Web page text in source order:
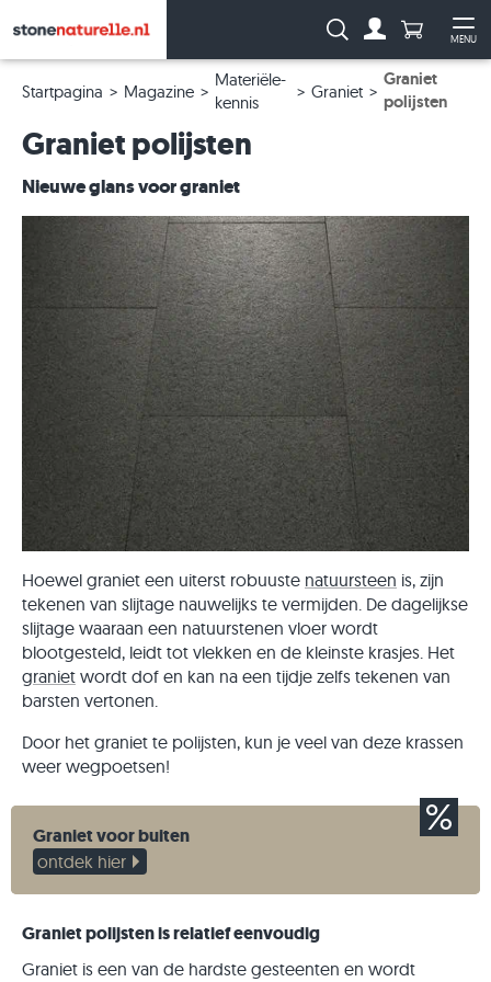
MENU
Zoeken: Aantal
Startpagina Magazine
Materiële-
kennis
Graniet
Graniet
polijsten
Graniet polijsten
Nieuwe glans voor graniet
Hoewel graniet een uiterst robuuste natuursteen is, zijn
tekenen van slijtage nauwelijks te vermijden. De dagelijkse
slijtage waaraan een natuurstenen vloer wordt
blootgesteld, leidt tot vlekken en de kleinste krasjes. Het
graniet wordt dof en kan na een tijdje zelfs tekenen van
barsten vertonen.
Door het graniet te polijsten, kun je veel van deze krassen
weer wegpoetsen!
Graniet voor buiten
ontdek hier
Graniet polijsten is relatief eenvoudig
Graniet is een van de hardste gesteenten en wordt